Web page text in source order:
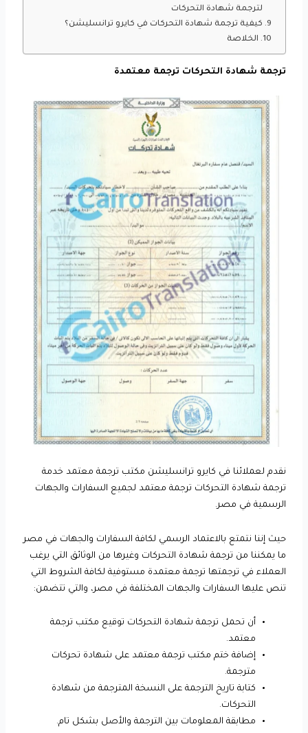
لترجمة شهادة التحركات
كيفية ترجمة شهادة التحركات في كايرو ترانسليشن؟
الخلاصة
ترجمة شهادة التحركات ترجمة معتمدة
نقدم لعملائنا في كايرو ترانسليشن مكتب ترجمة معتمد خدمة
ترجمة شهادة التحركات ترجمة معتمد لجميع السفارات والجهات
الرسمية في مصر.
حيث إننا نتمتع بالاعتماد الرسمي لكافة السفارات والجهات في مصر
ما يمكننا من ترجمة شهادة التحركات وغيرها من الوثائق التي يرغب
العملاء في ترجمتها ترجمة معتمدة مستوفية لكافة الشروط التي
تنص عليها السفارات والجهات المختلفة في مصر، والتي تتضمن:
أن تحمل ترجمة شهادة التحركات توقيع مكتب ترجمة
معتمد.
إضافة ختم مكتب ترجمة معتمد على شهادة تحركات
مترجمة.
كتابة تاريخ الترجمة على النسخة المترجمة من شهادة
التحركات.
مطابقة المعلومات بين الترجمة والأصل بشكل تام.